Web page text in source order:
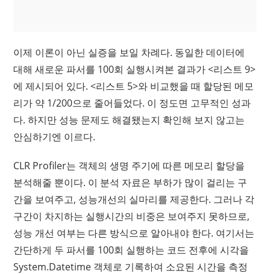
이제 이론이 아닌 실증을 보일 차례다. 동일한 데이터에
대해 새로운 파서를 100회 실행시켜본 결과가 <리스트 9>
에 제시되어 있다. <리스트 5>와 비교했을 때 할당된 메모
리가 약 1/200으로 줄어들었다. 이 정도면 고무적인 성과
다. 하지만 성능 문제도 해결됐는지 확인해 보지 않고는
안심하기엔 이르다.
CLR Profiler는 객체의 생명 주기에 따른 메모리 할당을
분석해줄 뿐이다. 이 분석 자료은 부하가 많이 걸리는 구
간을 보여주고, 성능개선의 실마리를 제공한다. 그러나 각
구간이 차지하는 실행시간의 비중은 보여주지 못하므로,
성능 개선 여부는 다른 방식으로 알아내야 한다. 여기서는
간단하게 두 파서를 100회 실행하는 코드 전후에 시각을
System.Datetime 객체로 기록하여 소요된 시간을 측정